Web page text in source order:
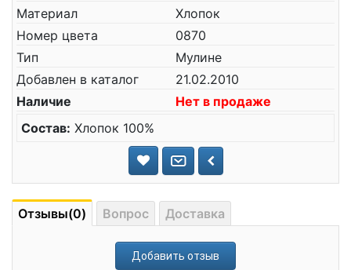
Материал
Хлопок
Номер цвета
0870
Тип
Мулине
Добавлен в каталог
21.02.2010
Наличие
Нет в продаже
Состав: Хлопок 100%
Отзывы(0) Вопрос Доставка
Добавить отзыв